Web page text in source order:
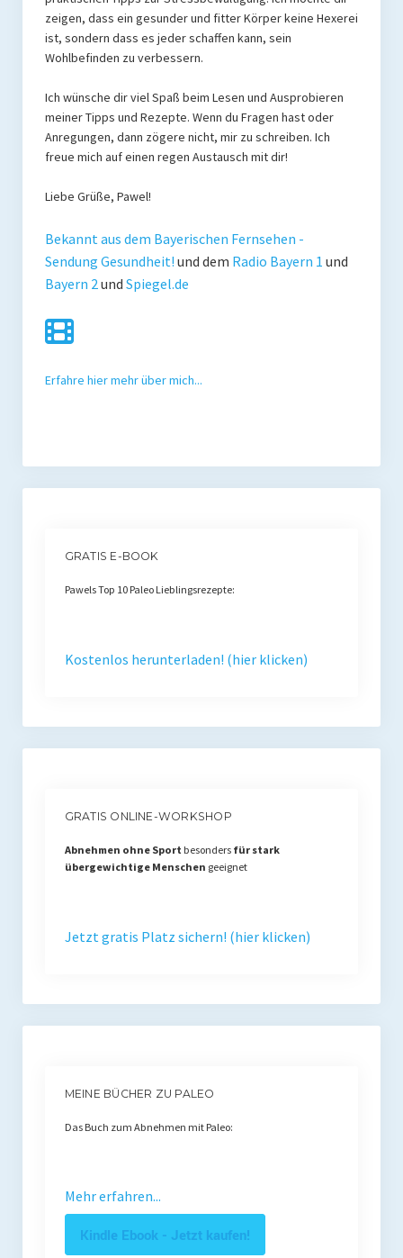
zeigen, dass ein gesunder und fitter Körper keine Hexerei
ist, sondern dass es jeder schaffen kann, sein
Wohlbefinden zu verbessern.
Ich wünsche dir viel Spaß beim Lesen und Ausprobieren
meiner Tipps und Rezepte. Wenn du Fragen hast oder
Anregungen, dann zögere nicht, mir zu schreiben. Ich
freue mich auf einen regen Austausch mit dir!
Liebe Grüße, Pawel!
Bekannt aus dem Bayerischen Fernsehen -
Sendung Gesundheit! und dem Radio Bayern 1 und
Bayern 2und Spiegel.de
Erfahre hier mehr über mich...
GRATIS E-BOOK
Pawels Top 10 Paleo Lieblingsrezepte:
Kostenlos herunterladen! (hier klicken)
GRATIS ONLINE-WORKSHOP
Abnehmen ohne Sport besonders für stark
übergewichtige Menschen geeignet
Jetzt gratis Platz sichern! (hier klicken)
MEINE BÜCHER ZU PALEO
Das Buch zum Abnehmen mit Paleo:
Mehr erfahren...
Kindle Ebook - Jetzt kaufen!